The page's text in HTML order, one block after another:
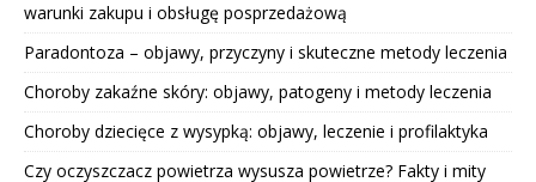
warunki zakupu i obsługę posprzedażową
Paradontoza – objawy, przyczyny i skuteczne metody leczenia
Choroby zakaźne skóry: objawy, patogeny i metody leczenia
Choroby dziecięce z wysypką: objawy, leczenie i profilaktyka
Czy oczyszczacz powietrza wysusza powietrze? Fakty i mity